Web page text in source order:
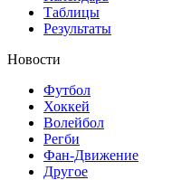
Таблицы
Результаты
Новости
Футбол
Хоккей
Волейбол
Регби
Фан-Движение
Другое